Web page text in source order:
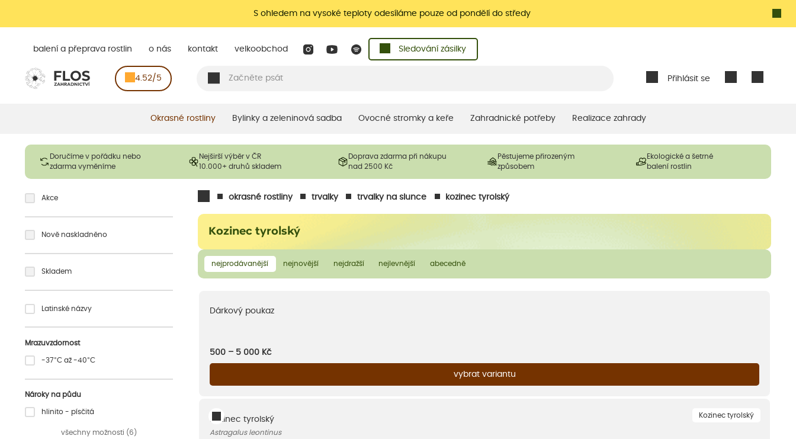
S ohledem na vysoké teploty odesíláme pouze od pondělí do středy
Přihlásit se
balení a přeprava rostlin o nás kontakt velkoobchod Sledování zásilky
4.52/5
Okrasné rostliny Bylinky a zeleninová sadba Ovocné stromky a keře Zahradnické potřeby Realizace zahrady
Doručíme v pořádku nebo
zdarma vyměníme
Nejširší výběr v ČR
10.000+ druhů skladem
Doprava zdarma při nákupu
nad 2500 Kč
Pěstujeme přirozeným
způsobem
Ekologické a šetrné
balení rostlin
okrasné rostliny trvalky trvalky na slunce kozinec tyrolský
Kozinec tyrolský
nejprodávanější nejnovější nejdražší nejlevnější abecedně
Akce
Nově naskladněno
Skladem
Latinské názvy
Mrazuvzdornost
-37°C až -40°C
Nároky na půdu
hlinito - písčitá
všechny možnosti (6)
Dárkový poukaz
500 – 5 000 Kč
vybrat variantu
Kozinec tyrolský
Kozinec tyrolský
Astragalus leontinus